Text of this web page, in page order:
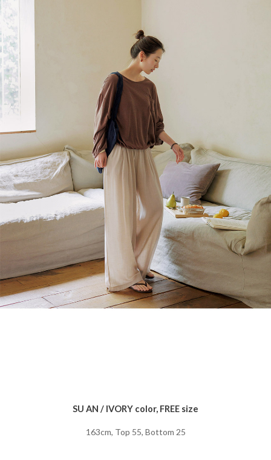
SU AN / IVORY color, FREE size
163cm, Top 55, Bottom 25